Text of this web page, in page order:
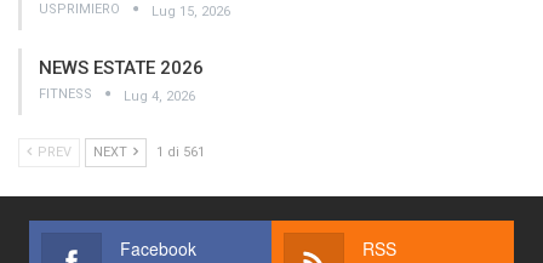
USPRIMIERO Lug 15, 2026
NEWS ESTATE 2026
FITNESS Lug 4, 2026
PREV NEXT 1 di 561
Facebook RSS